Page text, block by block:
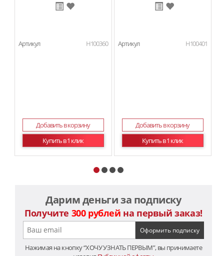
Артикул H100360
Добавить в корзину
Купить в 1 клик
Артикул H100401
Добавить в корзину
Купить в 1 клик
Дарим деньги за подписку
Получите 300 рублей на первый заказ!
Нажимая на кнопку “ХОЧУ УЗНАТЬ ПЕРВЫМ”, вы принимаете